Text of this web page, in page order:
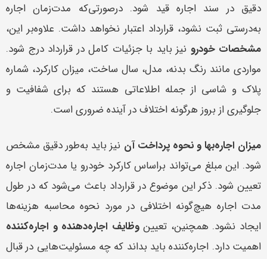
دقیق در سند اجاره قید شود. درصورتی‌که مدت‌زمان اجاره
به‌درستی ثبت نشود، قرارداد اعتبار نخواهد داشت. علاوه‌بر این،
مشخصات خودرو نیز باید با جزئیات کامل در قرارداد درج شود.
مواردی مانند رنگ بدنه، مدل، سال ساخت، میزان کارکرد، شماره
پلاک و شاسی از جمله اطلاعاتی هستند که برای شفافیت و
جلوگیری از بروز هرگونه اختلاف در آینده ضروری است.
میزان اجاره‌بها و نحوه پرداخت آن نیز باید به‌طور دقیق مشخص
شود. این مبلغ می‌تواند براساس کارکرد خودرو یا مدت‌زمان اجاره
تعیین شود. ذکر این موضوع در قرارداد باعث می‌شود که در طول
مدت اجاره هیچ‌گونه اختلافی در مورد نحوه محاسبه هزینه‌ها
ایجاد نشود. همچنین، تعیینوظایف اجاره‌دهنده و اجاره‌کننده
اهمیت دارد. اجاره‌کننده باید بداند که چه مسئولیت‌هایی در قبال